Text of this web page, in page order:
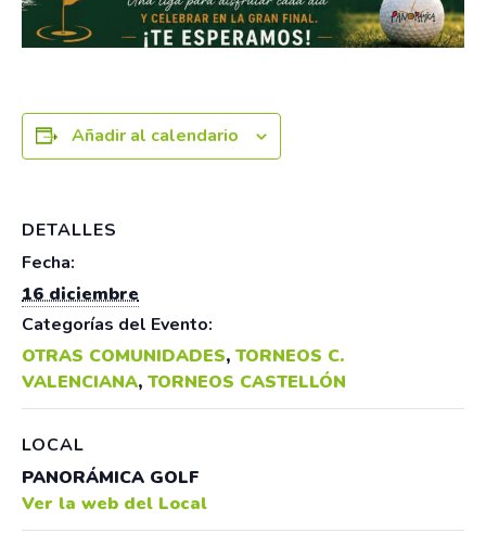
Añadir al calendario
DETALLES
Fecha:
16 diciembre
Categorías del Evento:
OTRAS COMUNIDADES, TORNEOS C.
VALENCIANA, TORNEOS CASTELLÓN
LOCAL
PANORÁMICA GOLF
Ver la web del Local